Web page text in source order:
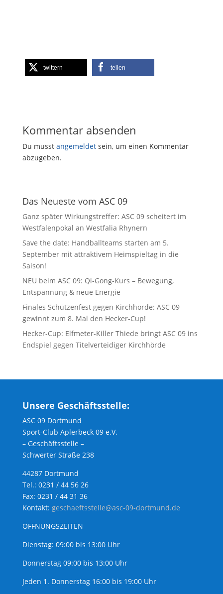
twittern teilen
Kommentar absenden
Du musst angemeldetsein, um einen Kommentar
abzugeben.
Das Neueste vom ASC 09
Ganz später Wirkungstreffer: ASC 09 scheitert im
Westfalenpokal an Westfalia Rhynern
Save the date: Handballteams starten am 5.
September mit attraktivem Heimspieltag in die
Saison!
NEU beim ASC 09: Qi-Gong-Kurs – Bewegung,
Entspannung & neue Energie
Finales Schützenfest gegen Kirchhörde: ASC 09
gewinnt zum 8. Mal den Hecker-Cup!
Hecker-Cup: Elfmeter-Killer Thiede bringt ASC 09 ins
Endspiel gegen Titelverteidiger Kirchhörde
Unsere Geschäftsstelle:
ASC 09 Dortmund
Sport-Club Aplerbeck 09 e.V.
– Geschäftsstelle –
Schwerter Straße 238
44287 Dortmund
Tel.: 0231 / 44 56 26
Fax: 0231 / 44 31 36
Kontakt: geschaeftsstelle@asc-09-dortmund.de
ÖFFNUNGSZEITEN
Dienstag: 09:00 bis 13:00 Uhr
Donnerstag 09:00 bis 13:00 Uhr
Jeden 1. Donnerstag 16:00 bis 19:00 Uhr